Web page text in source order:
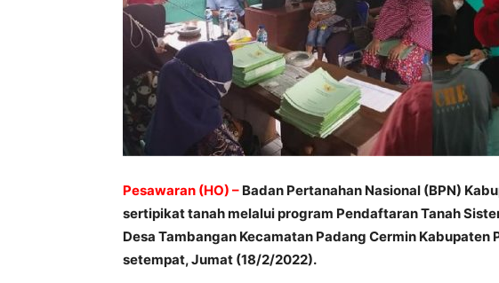
Pesawaran (HO) – Badan Pertanahan Nasional (BPN)
sertipikat tanah melalui program Pendaftaran Tanah
Desa Tambangan Kecamatan Padang Cermin
setempat, Jumat (18/2/2022).